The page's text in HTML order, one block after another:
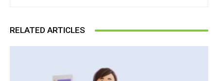
RELATED ARTICLES